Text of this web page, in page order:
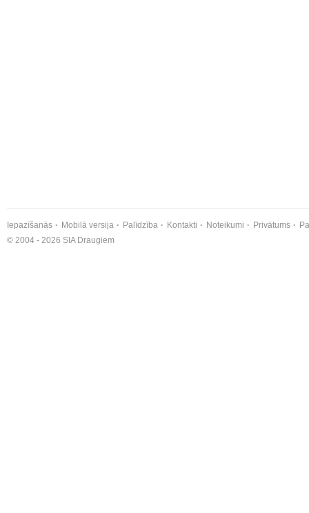
Iepazīšanās Mobilā versija Palīdzība Kontakti Noteikumi Privātums
© 2004 - 2026 SIA Draugiem